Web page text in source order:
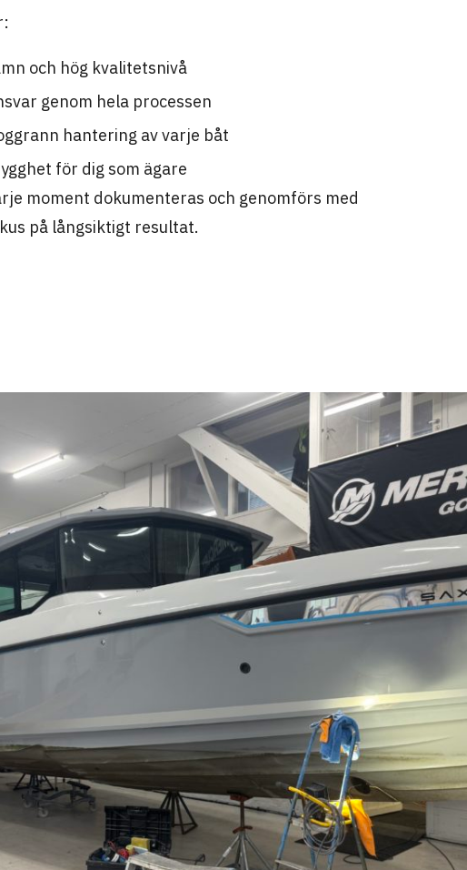
och hög kvalitetsnivå
genom hela processen
hantering av varje båt
för dig som ägare
moment dokumenteras och genomförs med
på långsiktigt resultat.